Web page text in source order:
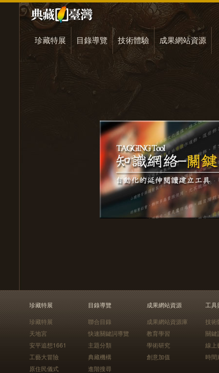
珍藏特展 目錄導覽 技術體驗 成果網站資源
珍藏特展
珍藏特展
天地宮
安平追想1661
工藝大冒險
原住民儀式
目錄導覽
聯合目錄
快速關鍵詞導覽
主題分類
典藏機構
進階搜尋
成果網站資源
成果網站資源庫
教育學習
學術研究
創意加值
工具
技術
關鍵
線上
時間